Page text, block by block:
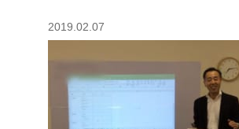
2019.02.07